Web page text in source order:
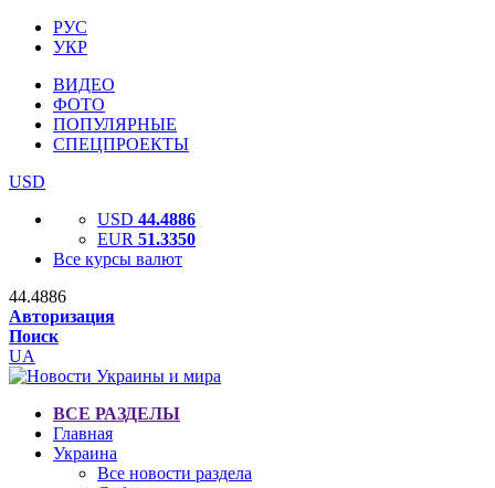
РУС
УКР
ВИДЕО
ФОТО
ПОПУЛЯРНЫЕ
СПЕЦПРОЕКТЫ
USD
USD 44.4886
EUR 51.3350
Все курсы валют
44.4886
Авторизация
Поиск
UA
ВСЕ РАЗДЕЛЫ
Главная
Украина
Все новости раздела